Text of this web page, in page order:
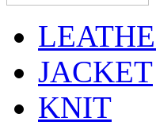
JACKET
KNIT